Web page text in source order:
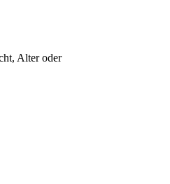
Alter oder